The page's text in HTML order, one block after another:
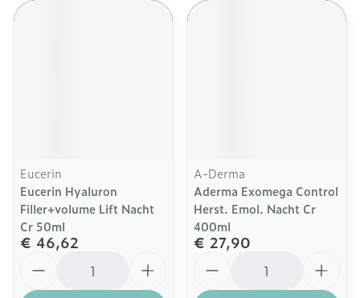
Eucerin
Eucerin Hyaluron
Filler+volume Lift Nacht
Cr 50ml
€ 46,62
A-Derma
Aderma Exomega Control
Herst. Emol. Nacht Cr
400ml
€ 27,90